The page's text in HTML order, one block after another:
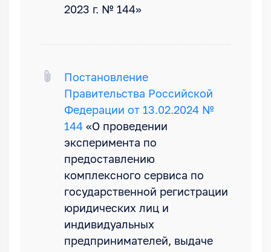
2023 г. № 144»
Постановление
Правительства Российской
Федерации от 13.02.2024 №
144 «О проведении
эксперимента по
предоставлению
комплексного сервиса по
государственной регистрации
юридических лиц и
индивидуальных
предпринимателей, выдаче